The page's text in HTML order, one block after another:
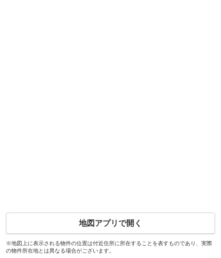
地図アプリで開く
※地図上に表示される物件の位置は付近住所に所在することを表すものであり、実際
の物件所在地とは異なる場合がございます。